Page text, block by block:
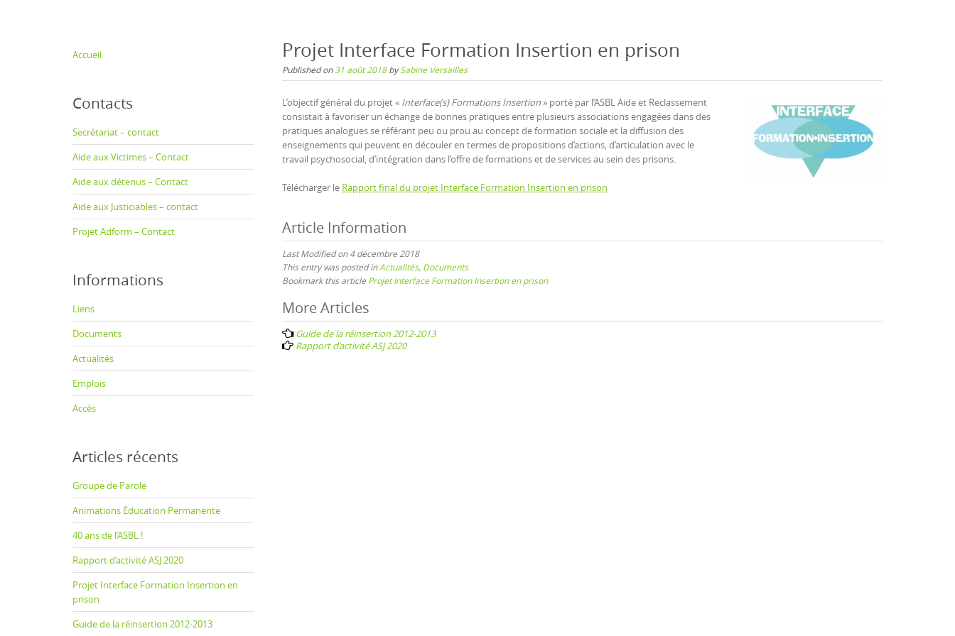
Accueil
Contacts
Secrétariat – contact
Aide aux Victimes – Contact
Aide aux détenus – Contact
Aide aux Justiciables – contact
Projet Adform – Contact
Informations
Liens
Documents
Actualités
Emplois
Accès
Articles récents
Groupe de Parole
Animations Éducation Permanente
40 ans de l’ASBL !
Rapport d’activité ASJ 2020
Projet Interface Formation Insertion en
prison
Guide de la réinsertion 2012-2013
Projet Interface Formation Insertion en prison
Published on 31 août 2018bySabine Versailles
L’objectif général du projet « Interface(s) Formations Insertion» porté par l’ASBL Aide et Reclassement
consistait à favoriser un échange de bonnes pratiques entre plusieurs associations engagées dans des
pratiques analogues se référant peu ou prou au concept de formation sociale et la diffusion des
enseignements qui peuvent en découler en termes de propositions d’actions, d’articulation avec le
travail psychosocial, d’intégration dans l’offre de formations et de services au sein des prisons.
Télécharger le Rapport final du projet Interface Formation Insertion en prison
Article Information
Last Modified on 4 décembre 2018
This entry was posted inActualités, Documents
Bookmark this article Projet Interface Formation Insertion en prison
Post
navigation
More Articles
Guide de la réinsertion 2012-2013
Rapport d’activité ASJ 2020